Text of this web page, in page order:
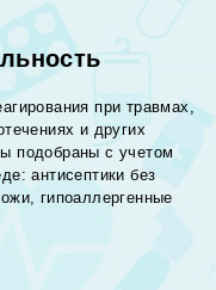
при травмах,
и других
подобраны с учетом
антисептики без
гипоаллергенные